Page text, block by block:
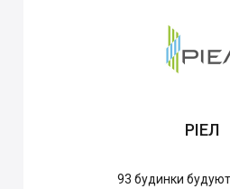
РІЕЛ
93 будинки